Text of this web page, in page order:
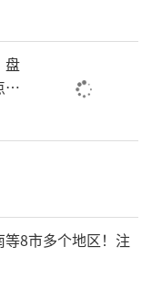
盘
之
8市多个地区！注